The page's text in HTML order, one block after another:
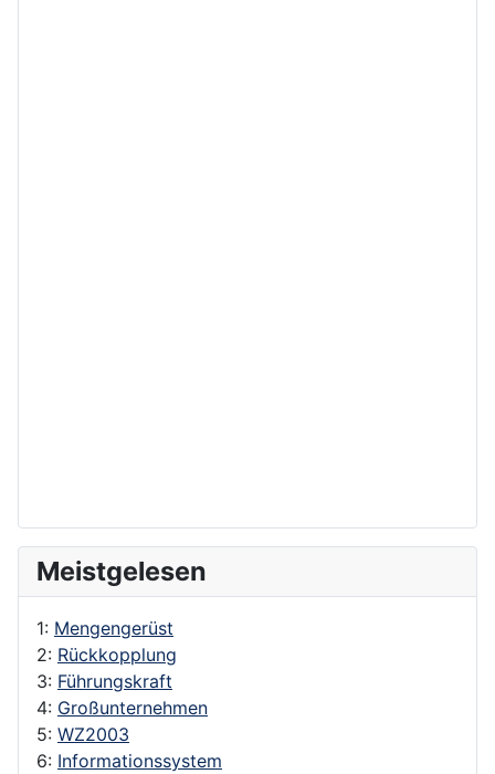
Meistgelesen
1: Mengengerüst
2: Rückkopplung
3: Führungskraft
4: Großunternehmen
5: WZ2003
6: Informationssystem